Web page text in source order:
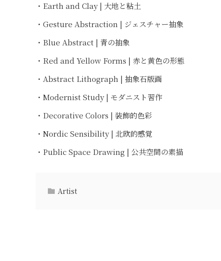
・Earth and Clay | 大地と粘土
・Gesture Abstraction | ジェスチャー抽象
・Blue Abstract | 青の抽象
・Red and Yellow Forms | 赤と黄色の形態
・Abstract Lithograph | 抽象石版画
・Modernist Study | モダニスト習作
・Decorative Colors | 装飾的色彩
・Nordic Sensibility | 北欧的感覚
・Public Space Drawing | 公共空間の素描
Artist